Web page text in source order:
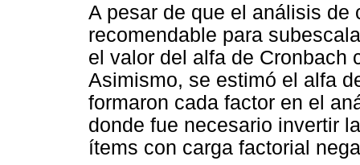
A pesar de que el análisis de
recomendable para
el valor del alfa de Cronbach
Asimismo, se estimó el alfa
formaron cada factor en el
donde fue necesario invertir
ítems con carga factorial